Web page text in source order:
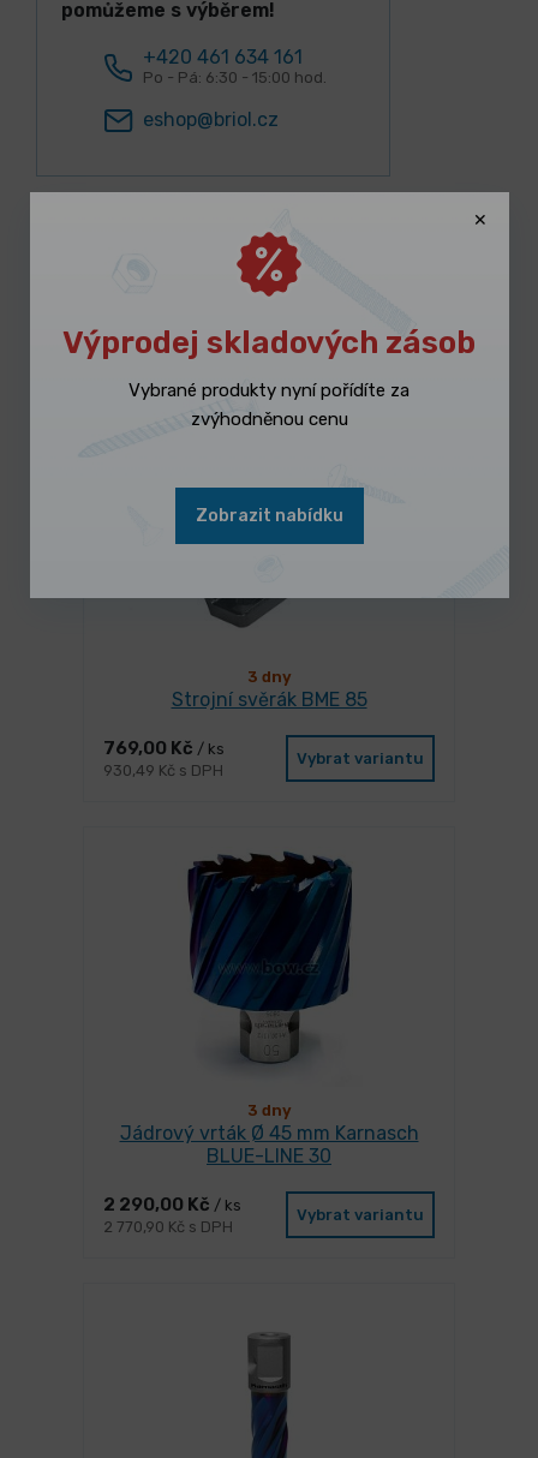
pomůžeme s výběrem!
+420 461 634 161
Po - Pá: 6:30 - 15:00 hod.
eshop@briol.cz
Lidé k tomuto produktu nejčastěji
kupují
3 dny
Strojní svěrák BME 85
769,00 Kč / ks
930,49 Kč s DPH
Vybrat variantu
3 dny
Jádrový vrták Ø 45 mm Karnasch
BLUE-LINE 30
2 290,00 Kč / ks
2 770,90 Kč s DPH
Vybrat variantu
Výprodej skladových zásob
Vybrané produkty nyní pořídíte za
zvýhodněnou cenu
Zobrazit nabídku